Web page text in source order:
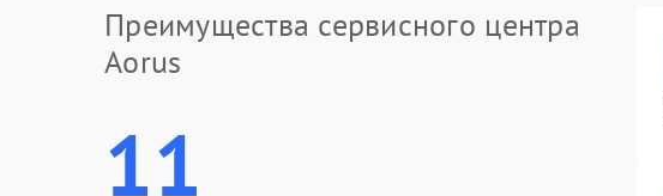
Преимущества сервисного центра
Aorus
11